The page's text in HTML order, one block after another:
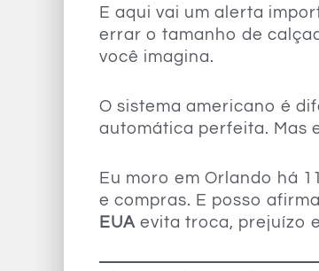
E aqui vai um alerta
errar o tamanho de
você imagina.
O sistema americano é
automática perfeita. Mas
Eu moro em Orlando há
e compras. E posso
EUA evita troca, prejuízo